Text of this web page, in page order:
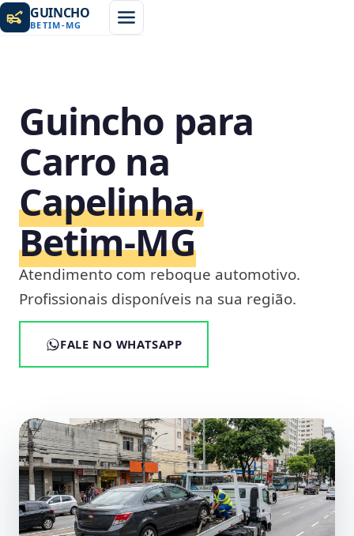
GUINCHO
BETIM-MG
Guincho para
Carro na
Capelinha,
Betim‑MG
Atendimento com reboque automotivo.
Profissionais disponíveis na sua região.
FALE NO WHATSAPP